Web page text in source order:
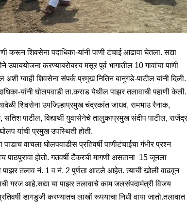
करून शिवसेना पदाधिका-यांनी पाणी टंचाई आढावा घेतला. सद्या
उपाययोजना करण्याबरोबरच मसूर पूर्व भागातील 10 गावांचा पाणी
ग्वाही शिवसेना संपर्क प्रमुख नितिन बानुगडे-पाटील यांनी दिली.
यांनी घोलपवाडी ता.कराड येथील पाझर तलावाची पहाणी केली.
शिवसेना उपजिल्हाप्रमुख चंद्रकांत जाधव, रामभाउ रैनाक,
पाटील, विद्यार्थी युवासेनेचे तालुकाप्रमुख संदीप पाटील, राजेंद्र
यांची प्रमुख उपस्थिती होती.
वाचला घोलपवाडीस प्रतिवर्षी पाणीटंचाईचा गंभीर प्रश्‍न
पाठपुरावा होतो. गतवर्षी टँकरची मागणी असताना 15 जूनला
तलाव नं. 1 व नं. 2 पुर्णता आटले आहेत. त्याची खोली वाढवून
गरज आहे.सद्या या पाझर तलावाचे काम जलसंपदामंत्री विजय
डागडुजी करण्यातच लाखों रूपयाचा निधी वाया जातो.तलावात